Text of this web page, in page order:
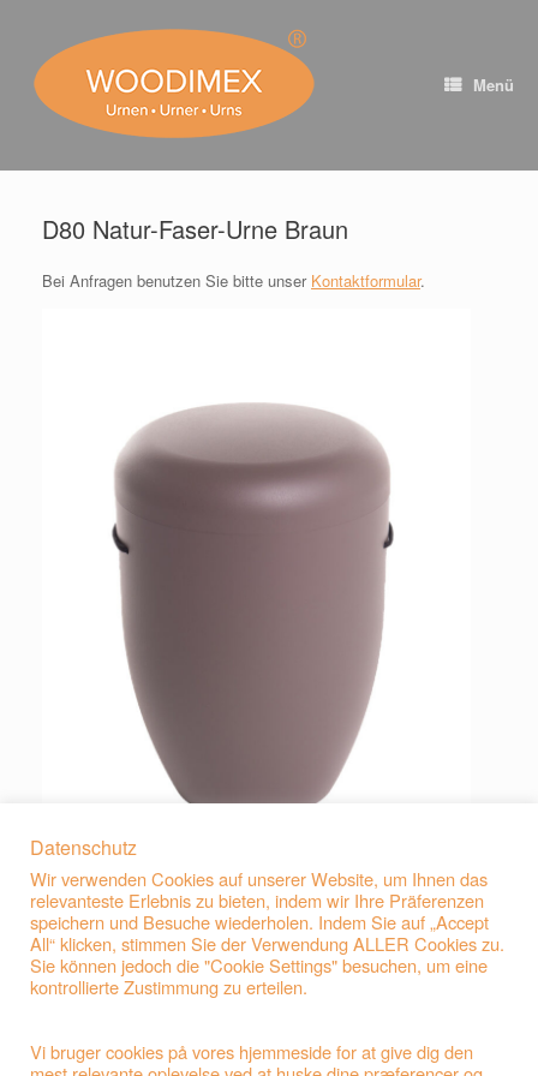
springen
Menü
D80 Natur-Faser-Urne Braun
Bei Anfragen benutzen Sie bitte unser Kontaktformular.
D93 Natur-Faser-Urne Schwarz mit Taube
Datenschutz
Wir verwenden Cookies auf unserer Website, um Ihnen das
relevanteste Erlebnis zu bieten, indem wir Ihre Präferenzen
speichern und Besuche wiederholen. Indem Sie auf „Accept
All“ klicken, stimmen Sie der Verwendung ALLER Cookies zu.
Sie können jedoch die "Cookie Settings" besuchen, um eine
kontrollierte Zustimmung zu erteilen.
Vi bruger cookies på vores hjemmeside for at give dig den